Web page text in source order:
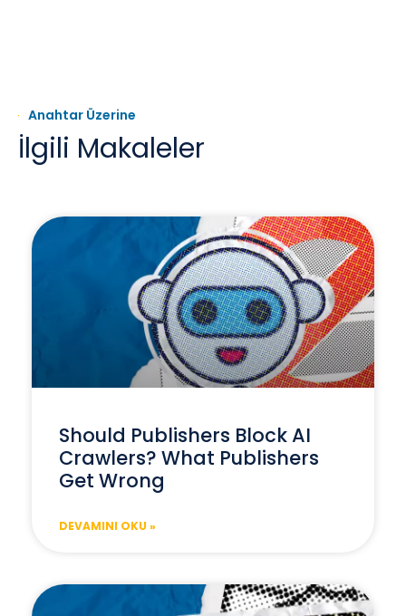
Anahtar Üzerine
İlgili Makaleler
Should Publishers Block AI
Crawlers? What Publishers
Get Wrong
DEVAMINI OKU »